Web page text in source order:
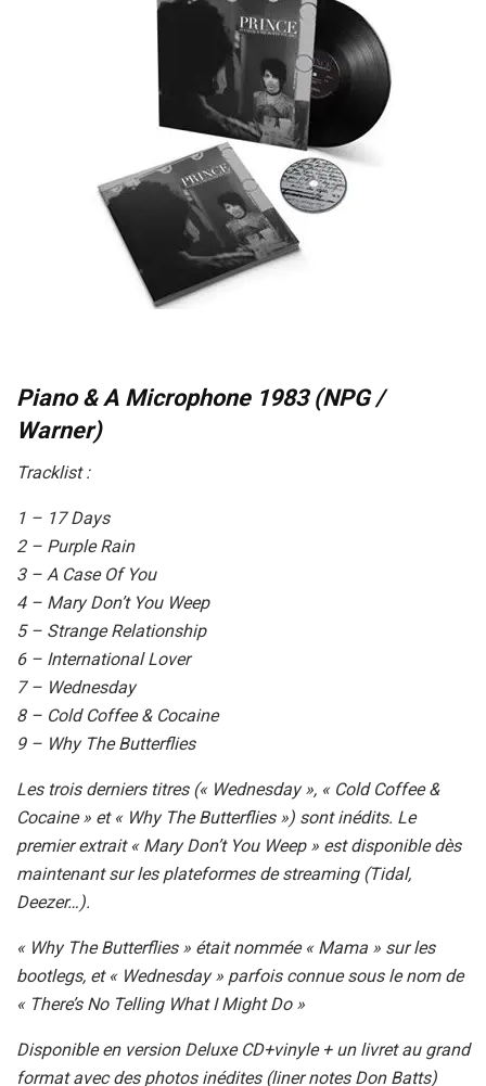
Piano & A Microphone 1983 (NPG /
Warner)
Tracklist :
1 – 17 Days
2 – Purple Rain
3 – A Case Of You
4 – Mary Don’t You Weep
5 – Strange Relationship
6 – International Lover
7 – Wednesday
8 – Cold Coffee & Cocaine
9 – Why The Butterflies
Les trois derniers titres (« Wednesday », « Cold Coffee &
Cocaine » et « Why The Butterflies ») sont inédits. Le
premier extrait « Mary Don’t You Weep » est disponible dès
maintenant sur les plateformes de streaming (Tidal,
Deezer…).
« Why The Butterflies » était nommée « Mama » sur les
bootlegs, et « Wednesday » parfois connue sous le nom de
« There’s No Telling What I Might Do »
Disponible en version Deluxe CD+vinyle + un livret au grand
format avec des photos inédites (liner notes Don Batts)